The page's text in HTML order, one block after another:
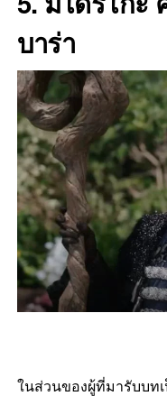
บาร่า
ในส่วนของผู้ที่มารับบท